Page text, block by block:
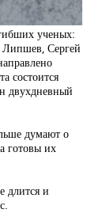
ученых:
Липшев, Сергей
состоится
двухдневный
думают о
готовы их
длится и